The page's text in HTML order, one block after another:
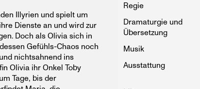
Illyrien und spielt um
Dienste an und wird zur
Doch als Olivia sich in
Gefühls-Chaos noch
nichtsahnend ins
Olivia ihr Onkel Toby
Tage, bis der
Regie
Dramaturgie und
Übersetzung
Musik
Ausstattung